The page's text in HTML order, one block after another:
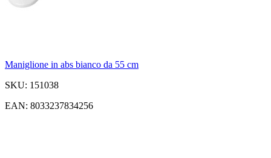
Maniglione in abs bianco da 55 cm
SKU: 151038
EAN: 8033237834256